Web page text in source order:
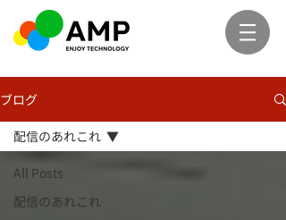
ブログ
All Posts
配信のあれこれ
配信のあれこれ